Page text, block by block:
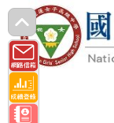
跳
轉
至
主
要